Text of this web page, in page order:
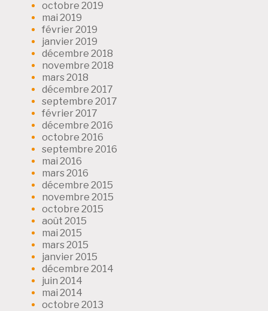
octobre 2019
mai 2019
février 2019
janvier 2019
décembre 2018
novembre 2018
mars 2018
décembre 2017
septembre 2017
février 2017
décembre 2016
octobre 2016
septembre 2016
mai 2016
mars 2016
décembre 2015
novembre 2015
octobre 2015
août 2015
mai 2015
mars 2015
janvier 2015
décembre 2014
juin 2014
mai 2014
octobre 2013